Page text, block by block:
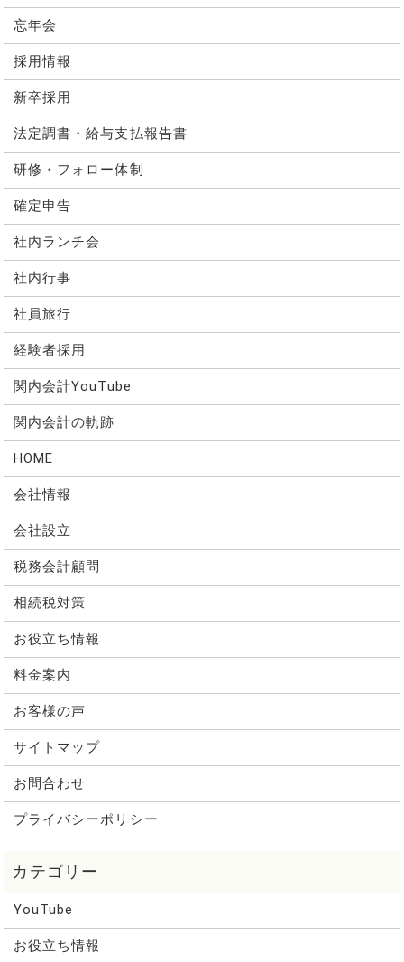
忘年会
採用情報
新卒採用
法定調書・給与支払報告書
研修・フォロー体制
確定申告
社内ランチ会
社内行事
社員旅行
経験者採用
関内会計YouTube
関内会計の軌跡
HOME
会社情報
会社設立
税務会計顧問
相続税対策
お役立ち情報
料金案内
お客様の声
サイトマップ
お問合わせ
プライバシーポリシー
YouTube
お役立ち情報